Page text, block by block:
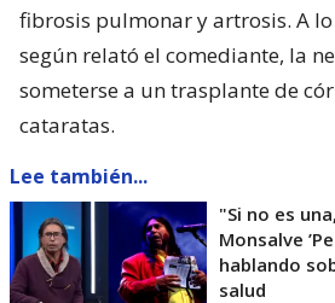
fibrosis pulmonar y artrosis. A
según relató el comediante, la
someterse a un trasplante de
cataratas.
Lee también...
"Si no es
Monsalve
hablando
salud